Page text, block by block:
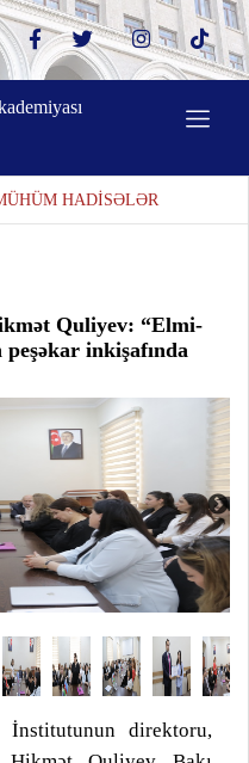
HADİSƏLƏR
Quliyev: “Elmi-
inkişafında
direktoru,